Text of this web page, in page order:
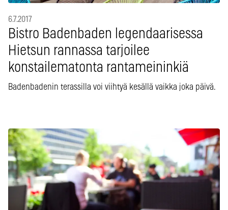
6.7.2017
Bistro Badenbaden legendaarisessa
Hietsun rannassa tarjoilee
konstailematonta rantameininkiä
Badenbadenin terassilla voi viihtyä kesällä vaikka joka päivä.